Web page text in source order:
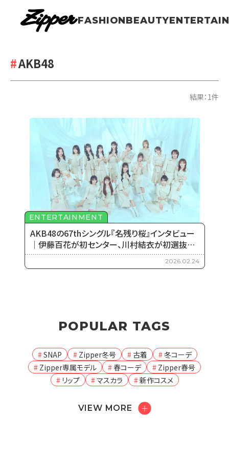
FASHIONBEAUTY
AKB48
結果：1件
ENTERTAINMENT
AKB48の67thシングル『名残り桜』インタビュー
｜伊藤百花が初センター、川村結衣が初選抜で
迎える新しい春
2026.02.24
POPULAR TAGS
SNAP Zipper冬号 古着
冬コーデ
Zipper専属モデル
春コーデ
Zipper春号
リップ
マスカラ 新作コスメ
VIEW MORE